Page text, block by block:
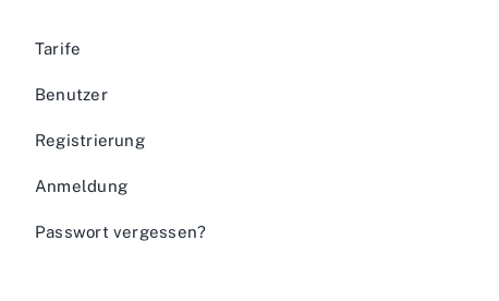
Tarife
Benutzer
Registrierung
Anmeldung
Passwort vergessen?